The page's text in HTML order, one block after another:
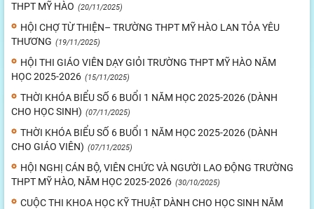
THPT MỸ HÀO (20/11/2025)
HỘI CHỢ TỪ THIỆN– TRƯỜNG THPT MỸ HÀO LAN TỎA YÊU
THƯƠNG (19/11/2025)
HỘI THI GIÁO VIÊN DẠY GIỎI TRƯỜNG THPT MỸ HÀO NĂM
HỌC 2025-2026 (15/11/2025)
THỜI KHÓA BIỂU SỐ 6 BUỔI 1 NĂM HỌC 2025-2026 (DÀNH
CHO HỌC SINH) (07/11/2025)
THỜI KHÓA BIỂU SỐ 6 BUỔI 1 NĂM HỌC 2025-2026 (DÀNH
CHO GIÁO VIÊN) (07/11/2025)
HỘI NGHỊ CÁN BỘ, VIÊN CHỨC VÀ NGƯỜI LAO ĐỘNG TRƯỜNG
THPT MỸ HÀO, NĂM HỌC 2025-2026 (30/10/2025)
CUỘC THI KHOA HỌC KỸ THUẬT DÀNH CHO HỌC SINH NĂM